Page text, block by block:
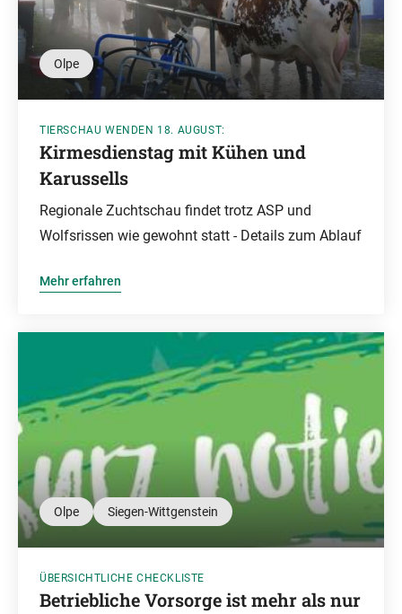
Olpe
TIERSCHAU WENDEN 18. AUGUST:
Kirmesdienstag mit Kühen und
Karussells
Regionale Zuchtschau findet trotz ASP und
Wolfsrissen wie gewohnt statt - Details zum Ablauf
Mehr erfahren
Olpe Siegen-Wittgenstein
ÜBERSICHTLICHE CHECKLISTE
Betriebliche Vorsorge ist mehr als nur